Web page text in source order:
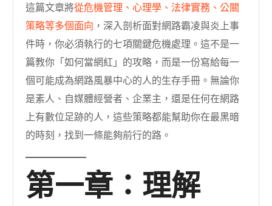
這篇文章將從危機管理、心理學、法律實務、公關
策略等多個面向 ，深入剖析面對網路霸凌與炎上事
件時，你必須執行的七項關鍵危機處理。這不是一
篇教你「如何當網紅」的攻略，而是一份寫給每一
個可能成為網路風暴中心的人的生存手冊。無論你
是素人、自媒體經營者、企業主，還是任何在網路
上有數位足跡的人，這些策略都能幫助你在最黑暗
的時刻，找到一條能夠前行的路。
第一章：理解